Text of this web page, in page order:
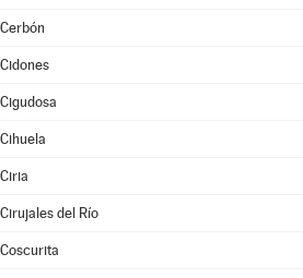
Cerbón
Cidones
Cigudosa
Cihuela
Ciria
Cirujales del Río
Coscurita